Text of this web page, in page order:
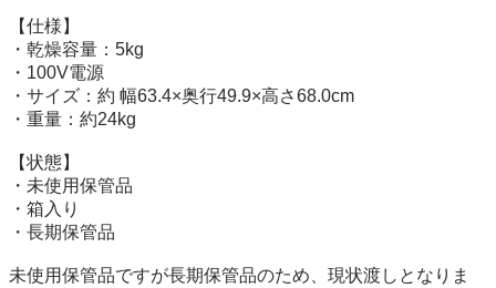
【仕様】
・乾燥容量：5kg
・100V電源
・サイズ：約 幅63.4×奥行49.9×高さ68.0cm
・重量：約24kg
【状態】
・未使用保管品
・箱入り
・長期保管品
未使用保管品ですが長期保管品のため、現状渡しとなりま